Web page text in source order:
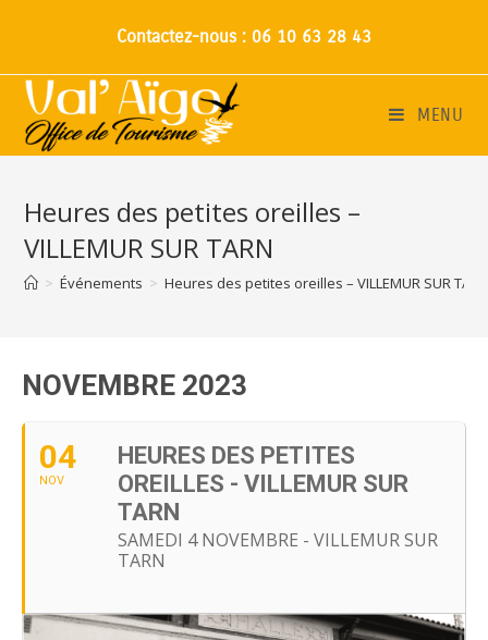
Contactez-nous : 06 10 63 28 43
MENU
Heures des petites oreilles –
VILLEMUR SUR TARN
> Événements > Heures des petites oreilles – VILLEMUR SUR
NOVEMBRE 2023
04
NOV
HEURES DES PETITES
OREILLES - VILLEMUR SUR
TARN
SAMEDI 4 NOVEMBRE - VILLEMUR SUR
TARN